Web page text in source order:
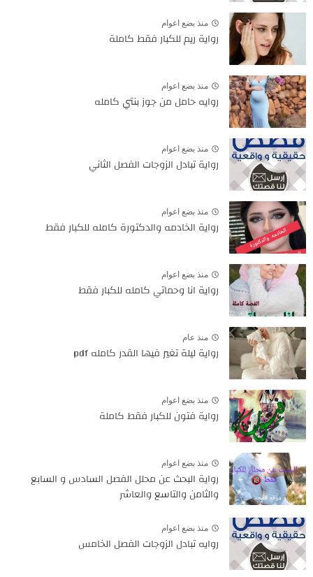
منذ بضع اعوام
رواية ريم للكبار فقط كاملة
منذ بضع اعوام
روايه حامل من جوز بنتي كامله
منذ بضع اعوام
رواية تبادل الزوجات الفصل الثاني
منذ بضع اعوام
رواية الخادمه والدكتورة كامله للكبار فقط
منذ بضع اعوام
رواية انا وحماتي كامله للكبار فقط
منذ عام
رواية ليلة تغير فيها القدر كامله pdf
منذ بضع اعوام
رواية فتون للكبار فقط كاملة
منذ بضع اعوام
رواية البحث عن محلل الفصل السادس و السابع
والثامن والتاسع والعاشر
منذ بضع اعوام
روايه تبادل الزوجات الفصل الخامس